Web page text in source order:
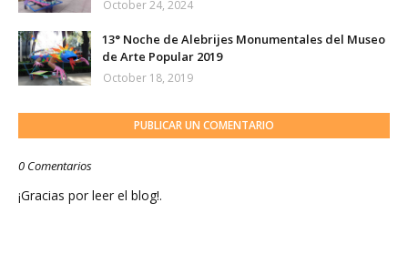
October 24, 2024
13° Noche de Alebrijes Monumentales del Museo
de Arte Popular 2019
October 18, 2019
PUBLICAR UN COMENTARIO
0 Comentarios
¡Gracias por leer el blog!.